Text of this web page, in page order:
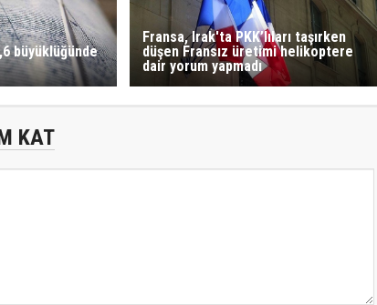
büyüklüğünde
Fransa, Irak'ta PKK’lıları taşırken
düşen Fransız üretimi helikoptere
dair yorum yapmadı
KAT